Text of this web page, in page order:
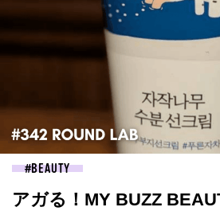
BEAUTY
アガる！MY BUZZ